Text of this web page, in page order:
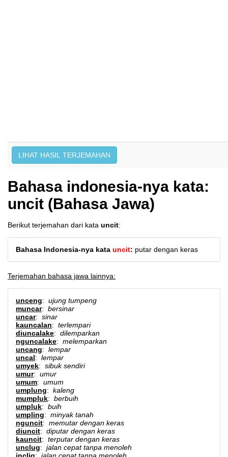
Bahasa indonesia-nya kata:
uncit (Bahasa Jawa)
Berikut terjemahan dari kata uncit:
Bahasa Indonesia-nya kata uncit: putar dengan keras
Terjemahan bahasa jawa lainnya:
unceng: ujung tumpeng
muncar: bersinar
uncar: sinar
kauncalan: terlempari
diuncalake: dilemparkan
nguncalake: melemparkan
uncang: lempar
uncal: lempar
umyek: sibuk sendiri
umur: umur
umum: umum
umplung: kaleng
mumpluk: berbuih
umpluk: buih
umpling: minyak tanah
nguncit: memutar dengan keras
diuncit: diputar dengan keras
kauncit: terputar dengan keras
unclug: jalan cepat tanpa menoleh